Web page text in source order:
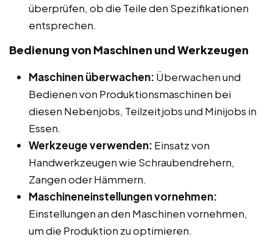
überprüfen, ob die Teile den Spezifikationen
entsprechen.
Bedienung von Maschinen und Werkzeugen
Maschinen überwachen: Überwachen und
Bedienen von Produktionsmaschinen bei
diesen Nebenjobs, Teilzeitjobs und Minijobs in
Essen.
Werkzeuge verwenden: Einsatz von
Handwerkzeugen wie Schraubendrehern,
Zangen oder Hämmern.
Maschineneinstellungen vornehmen:
Einstellungen an den Maschinen vornehmen,
um die Produktion zu optimieren.